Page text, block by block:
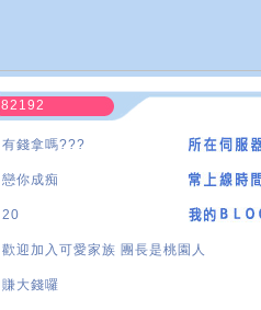
82192
有錢拿嗎???
戀你成痴
20
歡迎加入可愛家族 團長是桃園人
賺大錢囉